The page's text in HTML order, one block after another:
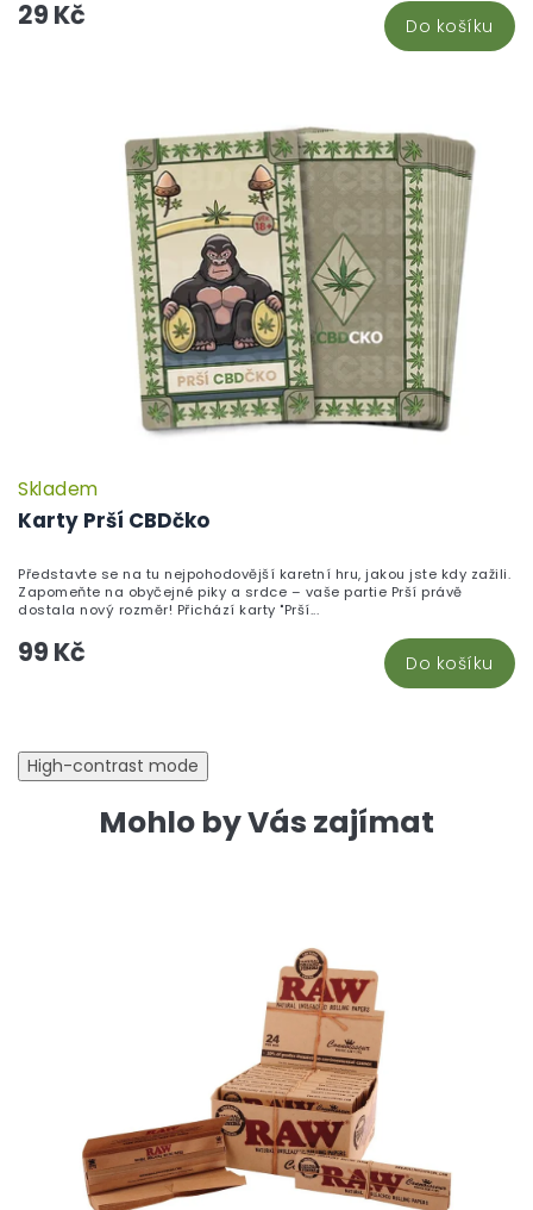
29 Kč Do košíku
Karty Prší CBDčko
Skladem
99 Kč Do košíku
Představte se na tu nejpohodovější karetní hru, jakou jste kdy zažili.
Zapomeňte na obyčejné piky a srdce – vaše partie Prší právě
dostala nový rozměr! Přichází karty "Prší...
High-contrast mode
Mohlo by Vás zajímat